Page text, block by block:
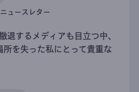
ュースレター
退するメディアも目立つ中、
を失った私にとって貴重な